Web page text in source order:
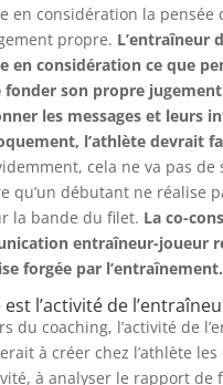
en considération la pensée
propre. L’entraîneur
en considération ce que
fonder son propre
les messages et leurs
l’athlète devrait
cela ne va pas de
qu’un débutant ne réalise
la bande du filet. La co-
entraîneur-joueur
forgée par l’entraînement.
est l’activité de
du coaching, l’activité de
à créer chez l’athlète
à analyser le rapport de